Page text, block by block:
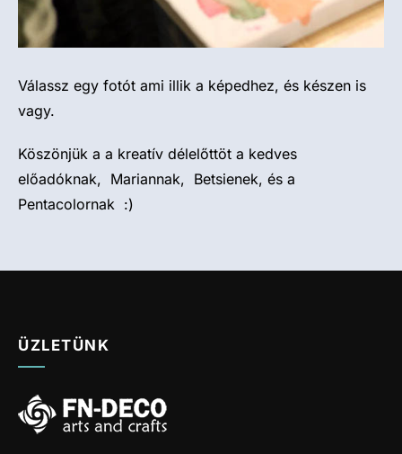
Válassz egy fotót ami illik a képedhez, és készen is
vagy.
Köszönjük a a kreatív délelőttöt a kedves
előadóknak, Mariannak, Betsienek, és a
Pentacolornak :)
ÜZLETÜNK